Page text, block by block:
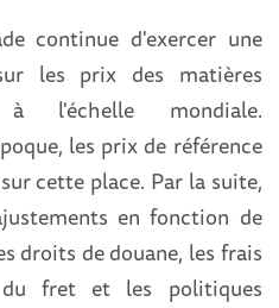
continue d'exercer une
les prix des matières
à l'échelle mondiale.
les prix de référence
cette place. Par la suite,
en fonction de
droits de douane, les frais
fret et les politiques